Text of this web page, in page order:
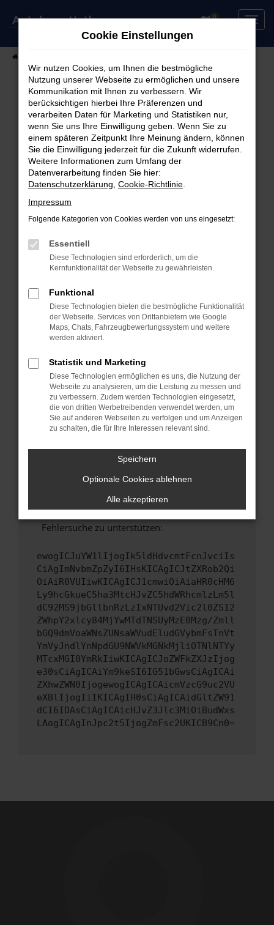
Zum
0
Fehler: Network Error
Beim Laden ist ein Fehler aufgetreten.
Hier sind ein paar Tipps, die dir helfen können:
Überprüfe deine Firewall und deine
Internetverbindung.
Laden andere Webseiten, zum Beispiel deine
Manche Erweiterungen, wie Werbeblocker,
können das Laden bestimmter Seiten
verhindern. Funktioniert die Seite in einem
Fenster?
Starte dein Gerät neu.
Das kann manchmal helfen, vorübergehende
Probleme zu beheben.
Stelle sicher, dass dein Browser und dein
Betriebssystem auf dem neuesten Stand
sind.
Veraltete Software birgt nicht nur ein
Sicherheitsrisiko, sondern kann auch dazu
führen, dass bestimmte Funktionen nicht mehr
Wende dich an den Webseitenbetreiber.
Wenn du alle oben genannten Schritte versucht
hast, kontaktiere uns bitte. Wir werden
versuchen, das Problem zu beheben. Du kannst
uns diesen Text schicken, um uns bei der
Fehlersuche zu unterstützen:
ewogICJuYW1lIjogIk5ldHdvcmtFcnJvciIs
CiAgImNvbmZpZyI6IHsKICAgICJtZXRob2Qi
OiAiR0VUIiwKICAgICJ1cmwiOiAiaHR0cHM6
Ly9hcGkueC5ha3MtcHJvZC5hdWRhcmlzLm5l
dC92MS9jbGllbnRzLzIxNTUvd2Vic2l0ZS12
ZWhpY2xlcy84MjYwMTdTNSUyMzE0Mzg/Zmll
bGQ9dmVoaWNsZUNsaWVudEludGVybmFsTnVt
YmVyJndlYnNpdGU9NWVkMGNkMjliOTNlNTYy
MTcxMGI0YmRkIiwKICAgICJoZWFkZXJzIjog
e30sCiAgICAiYm9keSI6IG51bGwsCiAgICAi
ZXhwZWN0IjogewogICAgICAicmVzcG9uc2VU
eXBlIjogIiIKICAgIH0sCiAgICAidGltZW91
dCI6IDAsCiAgICAicHJvZ3Jlc3MiOiBudWxs
LAogICAgInJpc2t5IjogZmFsc2UKICB9Cn0=
Cookie Einstellungen
Wir nutzen Cookies, um Ihnen die bestmögliche
Nutzung unserer Webseite zu ermöglichen und unsere
Kommunikation mit Ihnen zu verbessern. Wir
berücksichtigen hierbei Ihre Präferenzen und
verarbeiten Daten für Marketing und Statistiken nur,
wenn Sie uns Ihre Einwilligung geben. Wenn Sie zu
einem späteren Zeitpunkt Ihre Meinung ändern, können
Sie die Einwilligung jederzeit für die Zukunft widerrufen.
Weitere Informationen zum Umfang der
Datenverarbeitung finden Sie hier:
Datenschutzerklärung Cookie-Richtlinie
Impressum
Folgende Kategorien von Cookies werden von uns eingesetzt:
Essentiell
Diese Technologien sind erforderlich, um die
Kernfunktionalität der Webseite zu gewährleisten.
Funktional
Diese Technologien bieten die bestmögliche Funktionalität
der Webseite. Services von Drittanbietern wie Google
Maps, Chats, Fahrzeugbewertungssystem und weitere
werden aktiviert.
Statistik und Marketing
Diese Technologien ermöglichen es uns, die Nutzung der
Webseite zu analysieren, um die Leistung zu messen und
zu verbessern. Zudem werden Technologien eingesetzt,
die von dritten Werbetreibenden verwendet werden, um
Sie auf anderen Webseiten zu verfolgen und um Anzeigen
zu schalten, die für Ihre Interessen relevant sind.
Speichern
Optionale Cookies ablehnen
Alle akzeptieren